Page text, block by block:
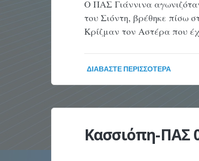
Ο ΠΑΣ Γιάννινα
του Σιόντη, βρέθηκε πίσω
Κρίζμαν τον Αστέρα που
ΔΙΑΒΆΣΤΕ ΠΕΡΙΣΣΌΤΕΡΑ
Κασσιόπη-ΠΑΣ